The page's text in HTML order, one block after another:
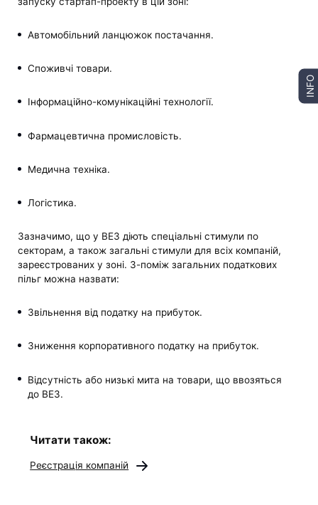
Автомобільний ланцюжок постачання.
Споживчі товари.
Інформаційно-комунікаційні технології.
Фармацевтична промисловість.
Медична техніка.
Логістика.
Зазначимо, що у ВЕЗ діють спеціальні стимули по
секторам, а також загальні стимули для всіх компаній,
зареєстрованих у зоні. З-поміж загальних податкових
пільг можна назвати:
Звільнення від податку на прибуток.
Зниження корпоративного податку на прибуток.
Відсутність або низькі мита на товари, що ввозяться
до ВЕЗ.
Читати також:
Реєстрація компаній
INFO